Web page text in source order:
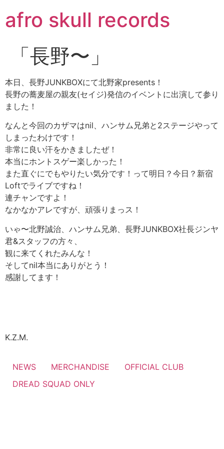
ン
テ
ス
キ
afro skull records
「長野〜」
本日、長野JUNKBOXにて北野家presents！
長野の蕎麦屋の親友(セイジ)発信のイベントに出演して参り
ました！
なんと今回のカザマはnil、ハンサム兄弟と2ステージやって
しまったわけです！
非常に良い汗をかきましたぜ！
本当にホントスゲー楽しかった！
また直ぐにでもやりたい気分です！って明日？今日？新宿
Loftでライブですね！
連チャンですよ！
なかなかアレですが、頑張りまっス！
いゃ〜北野誠治、ハンサム兄弟、長野JUNKBOX社長ジンヤ
君&スタッフの方々、
観に来てくれたみんな！
そしてnil本当にありがとう！
感謝してます！
K.Z.M.
NEWS MERCHANDISE
OFFICIAL CLUB
DREAD SQUAD ONLY